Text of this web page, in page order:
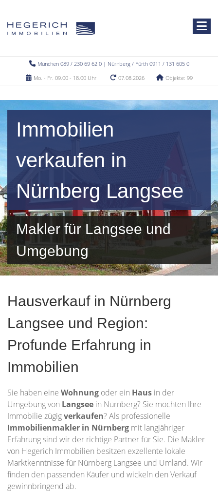
München 089 / 230 69 62 0 | Nürnberg / Fürth 0911 / 131 605 0
Mo. - Fr. 09.00 - 18.00 Uhr
07.08.2026 Objekte: 99
Immobilien
verkaufen in
Nürnberg Langsee
Makler für Langsee und
Umgebung
Hausverkauf in Nürnberg
Langsee und Region:
Profunde Erfahrung in
Immobilien
Sie haben eine Wohnung oder ein Haus in der
Umgebung von Langsee in Nürnberg? Sie möchten Ihre
Immobilie zügigverkaufen? Als professionelle
Immobilienmakler in Nürnberg mit langjähriger
Erfahrung sind wir der richtige Partner für Sie. Die Makler
von Hegerich Immobilien besitzen exzellente lokale
Marktkenntnisse für Nürnberg Langsee und Umland. Wir
finden den passenden Käufer und wickeln den Verkauf
gewinnbringend ab.